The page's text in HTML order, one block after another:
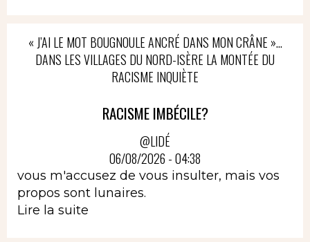
« J’AI LE MOT BOUGNOULE ANCRÉ DANS MON CRÂNE »…
DANS LES VILLAGES DU NORD-ISÈRE LA MONTÉE DU
RACISME INQUIÈTE
RACISME IMBÉCILE?
@LIDÉ
06/08/2026 - 04:38
vous m'accusez de vous insulter, mais vos
propos sont lunaires.
Lire la suite